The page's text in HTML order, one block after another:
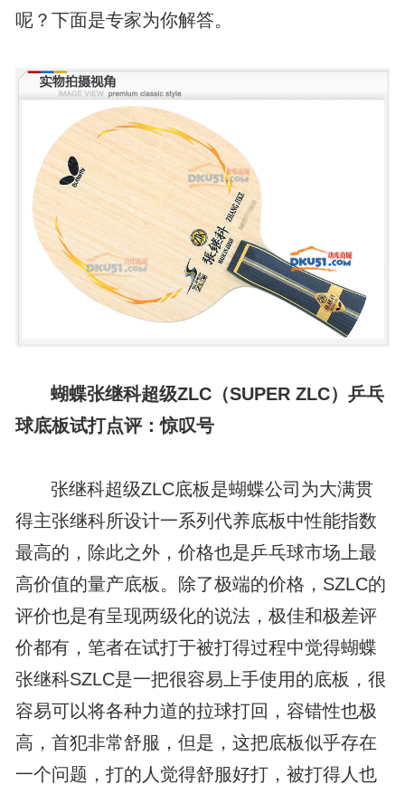
呢？下面是专家为你解答。
蝴蝶张继科超级ZLC（SUPER ZLC）乒乓
球底板试打点评：惊叹号
张继科超级ZLC底板是蝴蝶公司为大满贯
得主张继科所设计一系列代养底板中性能指数
最高的，除此之外，价格也是乒乓球市场上最
高价值的量产底板。除了极端的价格，SZLC的
评价也是有呈现两级化的说法，极佳和极差评
价都有，笔者在试打于被打得过程中觉得蝴蝶
张继科SZLC是一把很容易上手使用的底板，很
容易可以将各种力道的拉球打回，容错性也极
高，首犯非常舒服，但是，这把底板似乎存在
一个问题，打的人觉得舒服好打，被打得人也